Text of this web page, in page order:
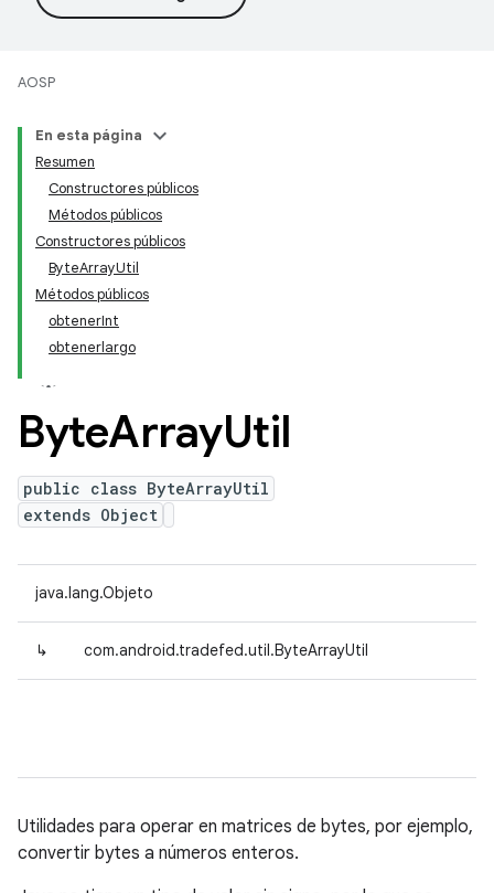
AOSP
En esta página
Resumen
Constructores públicos
Métodos públicos
Constructores públicos
ByteArrayUtil
Métodos públicos
obtenerInt
obtenerlargo
ByteArrayUtil
public class ByteArrayUtil
extends Object
java.lang.Objeto
↳ com.android.tradefed.util.ByteArrayUtil
Utilidades para operar en matrices de bytes, por ejemplo,
convertir bytes a números enteros.